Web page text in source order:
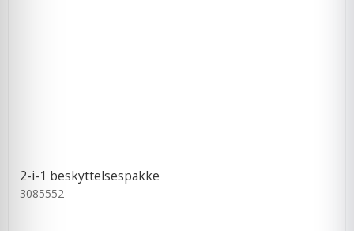
2-i-1 beskyttelsespakke
3085552